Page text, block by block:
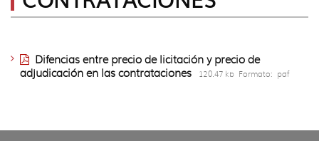
idioma
Difencias entre precio de licitación y precio de
adjudicación en las contrataciones
120.47 kb Formato: pdf